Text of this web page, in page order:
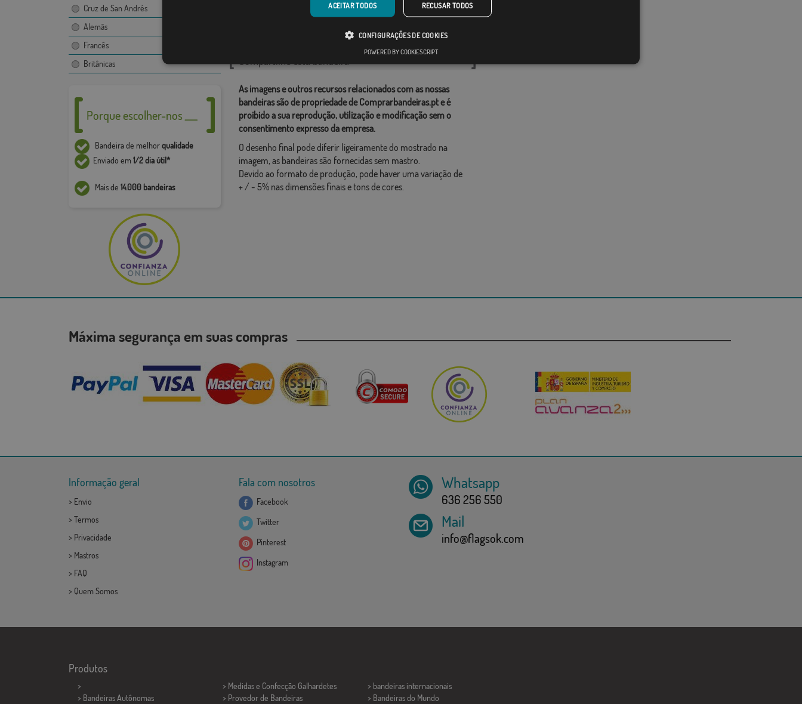
Cruz de San Andrés
Alemãs
Francês
Britânicas
Porque escolher-nos ___
Bandeira de melhorqualidade
Enviado em1/2 dia útil*
Mais de 14.000 bandeiras
Categorias relacionadas:
Compartilhe esta bandeira
As imagens e outros recursos relacionados com as nossas
bandeiras são de propriedade de Comprarbandeiras.pt e é
proibido a sua reprodução, utilização e modificação sem o
consentimento expresso da empresa.
O desenho final pode diferir ligeiramente do mostrado na
imagem, as bandeiras são fornecidas sem mastro.
Devido ao formato de produção, pode haver uma variação de
+ / - 5% nas dimensões finais e tons de cores.
Máxima segurança em suas compras
Informação geral
> Envio
> Termos
> Privacidade
> Mastros
> FAQ
> Quem Somos
Fala com nosotros
Facebook
Twitter
Pinterest
Instagram
Whatsapp
636 256 550
Mail
info@flagsok.com
Produtos
>
> Bandeiras Autônomas
> Medidas e Confecção Galhardetes
> Provedor de Bandeiras
> bandeiras internacionais
> Bandeiras do Mundo
ACEITAR TODOS RECUSAR TODOS
CONFIGURAÇÕES DE COOKIES
POWERED BY COOKIESCRIPT